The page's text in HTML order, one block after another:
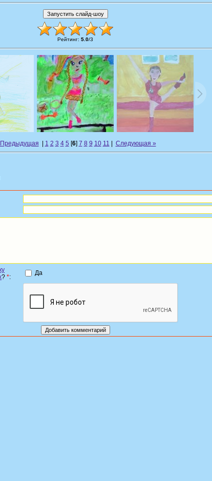
Рейтинг: 5.0/3
1 2 3 4 5 [6] 7 8 9 10 11 Следующая »
? *:
Да